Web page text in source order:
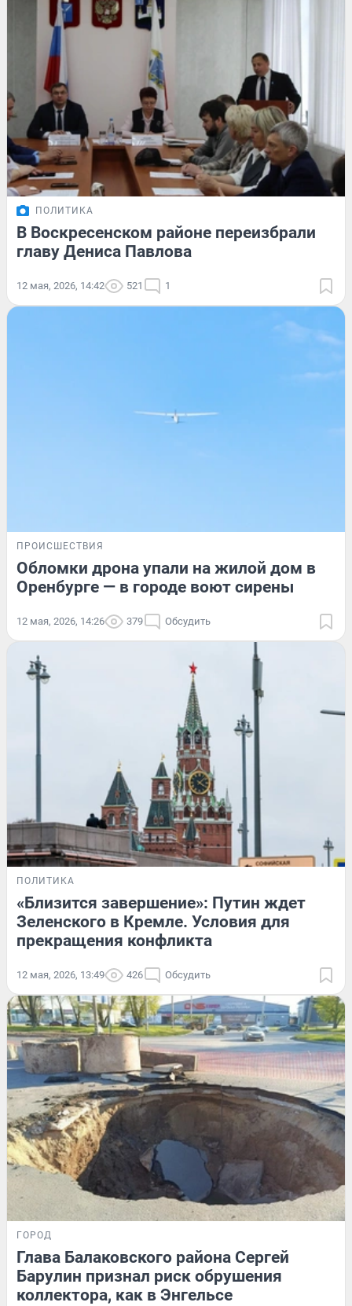
ПОЛИТИКА
В Воскресенском районе переизбрали
главу Дениса Павлова
12 мая, 2026, 14:42 521 1
ПРОИСШЕСТВИЯ
Обломки дрона упали на жилой дом в
Оренбурге — в городе воют сирены
12 мая, 2026, 14:26 379 Обсудить
ПОЛИТИКА
«Близится завершение»: Путин ждет
Зеленского в Кремле. Условия для
прекращения конфликта
12 мая, 2026, 13:49 426 Обсудить
ГОРОД
Глава Балаковского района Сергей
Барулин признал риск обрушения
коллектора, как в Энгельсе